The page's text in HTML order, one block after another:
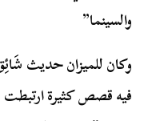
والسينما”
وكان للميزان حديث
فيه قصص كثيرة ارتبطت